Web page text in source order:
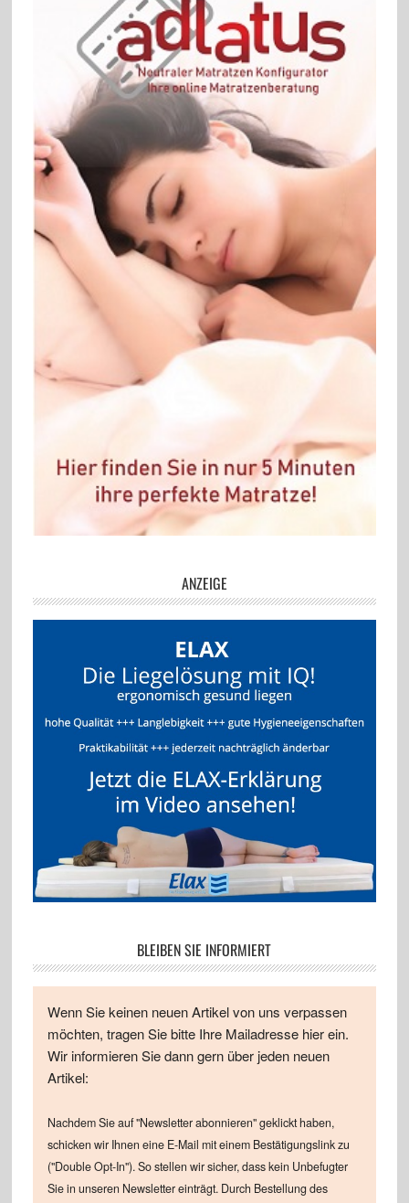
ANZEIGE
BLEIBEN SIE INFORMIERT
Wenn Sie keinen neuen Artikel von uns verpassen
möchten, tragen Sie bitte Ihre Mailadresse hier ein.
Wir informieren Sie dann gern über jeden neuen
Artikel:
Nachdem Sie auf "Newsletter abonnieren" geklickt haben,
schicken wir Ihnen eine E-Mail mit einem Bestätigungslink zu
("Double Opt-In"). So stellen wir sicher, dass kein Unbefugter
Sie in unseren Newsletter einträgt. Durch Bestellung des